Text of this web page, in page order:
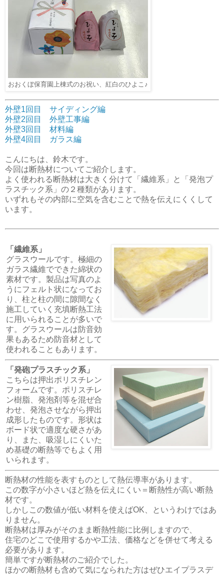
おおくぼ保育園上棟式のお祝い、紅白のひよこ♪
外壁1回目 サイディング編
外壁2回目 外壁工事編
外壁3回目 材料編
外壁4回目 ガラス編
こんにちは、鈴木です。
今回は断熱材についてご紹介します。
よく使われる断熱材は大きく分けて「繊維系」と「発泡プ
ラスチック系」の２種類があります。
いずれもその内部に空気を含むことで熱を伝えにくくして
います。
「繊維系」
グラスウールです。極細の
ガラス繊維でできた綿状の
素材です。製品は写真のよ
うにフェルト状になってお
り、柱と柱の間に隙間なく
施工していく充填断熱工法
に用いられることが多いで
す。グラスウールは防音効
果もあるため防音材として
使われることもあります。
「発砲プラスチック系」
こちらは押出ポリスチレン
フォームです。ポリスチレ
ン樹脂、発泡剤等を混ぜ合
わせ、発泡させながら押出
成形したものです。形状は
ボード状で適度な硬さがあ
り、また、吸湿しにくいた
め基礎の断熱等でもよく用
いられます。
断熱材の性能を表すものとして熱伝導率があります。
この数字が小さいほど熱を伝えにくい＝断熱性が高い断熱
材です。
しかしこの数値が低い材料を使えばOK、というわけではあ
りません。
断熱材は厚みがそのまま断熱性能に比例しますので、
住宅のどこで使用するかや工法、価格などを併せて考える
必要があります。
簡単ですが断熱材のご紹介でした。
ほかの断熱材も含めて気になられた方はぜひエイプラスデ